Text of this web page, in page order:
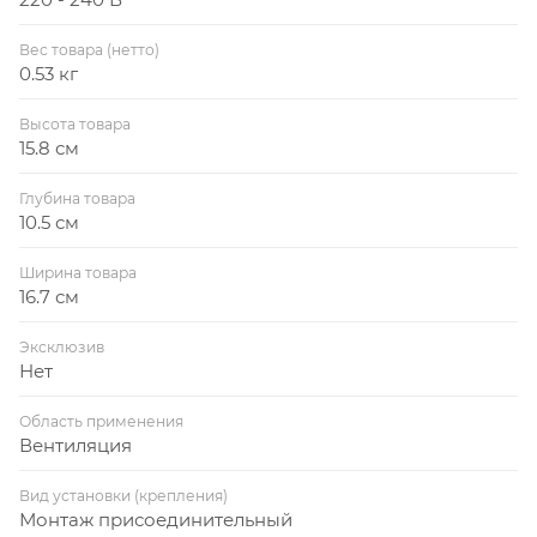
продолжительный срок службы, что подтверждает
годовая гарантия.
Вес товара (нетто)
0.53 кг
Высота товара
15.8 см
Глубина товара
10.5 см
Ширина товара
16.7 см
Эксклюзив
Нет
Область применения
Вентиляция
Вид установки (крепления)
Монтаж присоединительный